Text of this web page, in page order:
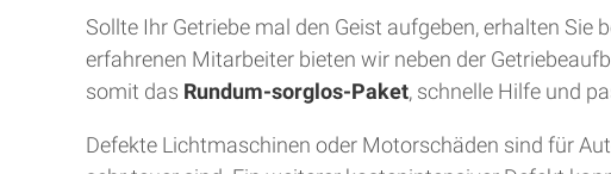
Sollte Ihr Getriebe mal den Geist aufgeben, erhalten
erfahrenen Mitarbeiter bieten wir neben der
somit das Rundum-sorglos-Paket, schnelle Hilfe und
Defekte Lichtmaschinen oder Motorschäden sind für